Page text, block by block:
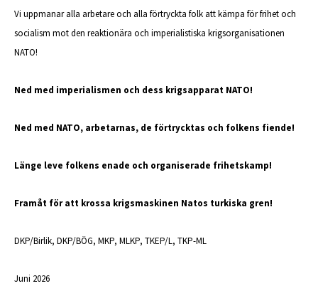
Vi uppmanar alla arbetare och alla förtryckta folk att kämpa för frihet och
socialism mot den reaktionära och imperialistiska krigsorganisationen
NATO!
Ned med imperialismen och dess krigsapparat NATO!
Ned med NATO, arbetarnas, de förtrycktas och folkens fiende!
Länge leve folkens enade och organiserade frihetskamp!
Framåt för att krossa krigsmaskinen Natos turkiska gren!
DKP/Birlik, DKP/BÖG, MKP, MLKP, TKEP/L, TKP-ML
Juni 2026